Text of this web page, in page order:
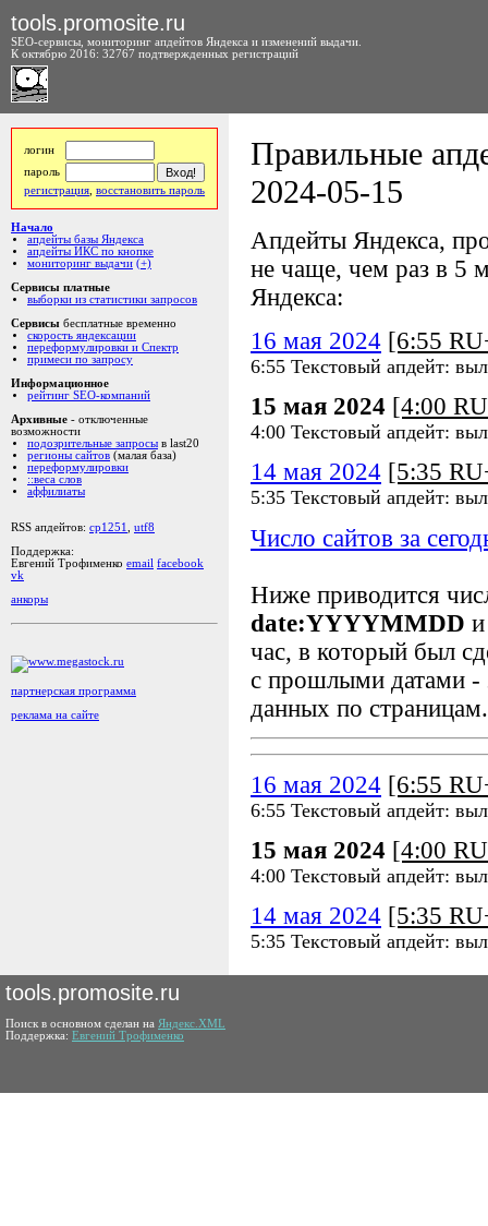
tools.promosite.ru
SEO-сервисы, мониторинг апдейтов Яндекса и изменений выдачи.
К октябрю 2016: 32767 подтвержденных регистраций
логин
пароль
регистрация восстановить пароль
Начало
апдейты базы Яндекса
апдейты ИКС по кнопке
мониторинг выдачи (+)
Сервисы платные
выборки из статистики запросов
Сервисы бесплатные временно
скорость яндексации
переформулировки и Спектр
примеси по запросу
Информационное
рейтинг SEO-компаний
Архивные - отключенные
возможности
подозрительные запросы в last20
регионы сайтов (малая база)
переформулировки
::веса слов
аффилиаты
RSS апдейтов: cp1251
utf8
Поддержка:
Евгений Трофименко email facebook
vk
анкоры
партнерская программа
реклама на сайте
Правильные
2024-05-15
Апдейты Яндекса,
не чаще, чем раз в 5
Яндекса:
16 мая 2024 [6:55
6:55 Текстовый апдейт:
15 мая 2024 [4:00
4:00 Текстовый апдейт:
14 мая 2024 [5:35
5:35 Текстовый апдейт:
Число сайтов за
Ниже приводится
date:YYYYMMDD
час, в который был
с прошлыми датами -
данных по страницам.
16 мая 2024 [6:55
6:55 Текстовый апдейт:
15 мая 2024 [4:00
4:00 Текстовый апдейт:
14 мая 2024 [5:35
5:35 Текстовый апдейт:
tools.promosite.ru
Поиск в основном сделан на Яндекс.XML
Поддержка: Евгений Трофименко